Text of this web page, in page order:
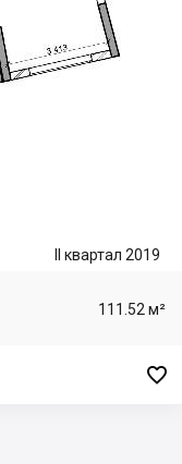
II квартал 2019
111.52 м²
